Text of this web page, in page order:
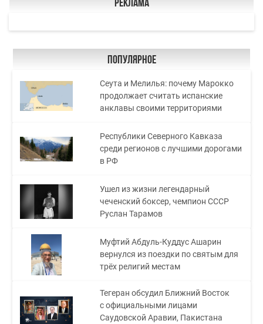
Реклама
Популярное
Сеута и Мелилья: почему Марокко
продолжает считать испанские
анклавы своими территориями
Республики Северного Кавказа
среди регионов с лучшими дорогами
в РФ
Ушел из жизни легендарный
чеченский боксер, чемпион СССР
Руслан Тарамов
Муфтий Абдуль-Куддус Ашарин
вернулся из поездки по святым для
трёх религий местам
Тегеран обсудил Ближний Восток
с официальными лицами
Саудовской Аравии, Пакистана